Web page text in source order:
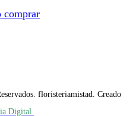
comprar
floristeriamistad. Creado
Digital